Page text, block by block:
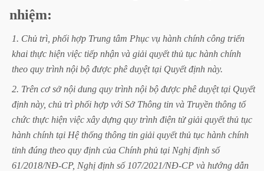
nhiệm:
1. Chủ trì, phối hợp Trung tâm Phục vụ hành chính công triển
khai thực hiện việc tiếp nhận và giải quyết thủ tục hành chính
theo quy trình nội bộ được phê duyệt tại Quyết định này.
2. Trên cơ sở nội dung quy trình nội bộ được phê duyệt tại Quyết
định này, chủ trì phối hợp với Sở Thông tin và Truyền thông tổ
chức thực hiện việc xây dựng quy trình điện tử giải quyết thủ tục
hành chính tại Hệ thống thông tin giải quyết thủ tục hành chính
tỉnh đúng theo quy định của Chính phủ tại Nghị định số
61/2018/NĐ-CP, Nghị định số 107/2021/NĐ-CP và hướng dẫn